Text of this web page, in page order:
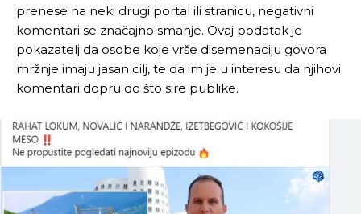
prenese na neki drugi portal ili stranicu, negativni
komentari se značajno smanje. Ovaj podatak je
pokazatelj da osobe koje vrše disemenaciju govora
mržnje imaju jasan cilj, te da im je u interesu da njihovi
komentari dopru do što sire publike.